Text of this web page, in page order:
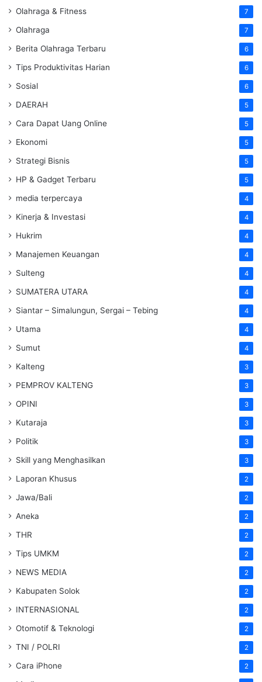
Olahraga & Fitness 7
Olahraga 7
Berita Olahraga Terbaru 6
Tips Produktivitas Harian 6
Sosial 6
DAERAH 5
Cara Dapat Uang Online 5
Ekonomi 5
Strategi Bisnis 5
HP & Gadget Terbaru 5
media terpercaya 4
Kinerja & Investasi 4
Hukrim 4
Manajemen Keuangan 4
Sulteng 4
SUMATERA UTARA 4
Siantar – Simalungun, Sergai – Tebing 4
Utama 4
Sumut 4
Kalteng 3
PEMPROV KALTENG 3
OPINI 3
Kutaraja 3
Politik 3
Skill yang Menghasilkan 3
Laporan Khusus 2
Jawa/Bali 2
Aneka 2
THR 2
Tips UMKM 2
NEWS MEDIA 2
Kabupaten Solok 2
INTERNASIONAL 2
Otomotif & Teknologi 2
TNI / POLRI 2
Cara iPhone 2